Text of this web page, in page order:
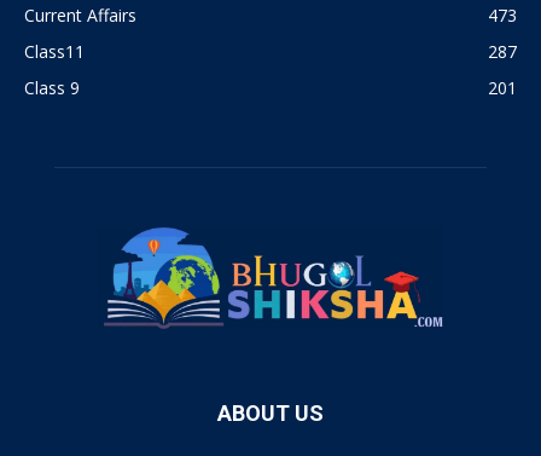
Current Affairs
473
Class11
287
Class 9
201
ABOUT US